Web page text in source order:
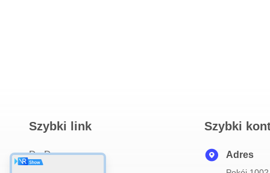
Szybki link
Do Domu
Szybki
Adres